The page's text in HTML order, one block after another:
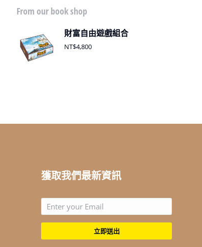
From our book shop
財富自由遊戲組合
NT$4,800
獲取我們最新資訊
立即送出